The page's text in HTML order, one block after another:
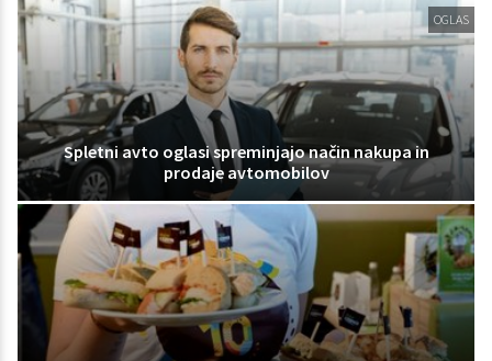
OGLAS
Spletni avto oglasi spreminjajo način nakupa in
prodaje avtomobilov